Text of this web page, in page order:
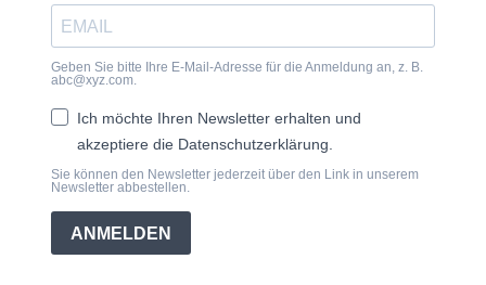
Geben Sie bitte Ihre E-Mail-Adresse für die Anmeldung an, z. B.
abc@xyz.com.
Ich möchte Ihren Newsletter erhalten und
akzeptiere die Datenschutzerklärung.
Sie können den Newsletter jederzeit über den Link in unserem
Newsletter abbestellen.
ANMELDEN